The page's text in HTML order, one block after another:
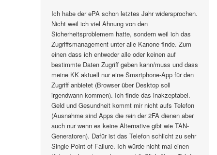
Ich habe der ePA schon letztes Jahr widersprochen.
Nicht weil ich viel Ahnung von den
Sicherheitsproblemem hatte, sondern weil ich das
Zugriffsmanagement unter alle Kanone finde. Zum
einen dass ich entweder alle oder keinen auf
bestimmte Daten Zugriff geben kann/muss und dass
meine KK aktuell nur eine Smsrtphone-App für den
Zugriff anbietet (Browser über Desktop soll
irgendwann kommen). Ich finde das inakzeptabel.
Geld und Gesundheit kommt mir nicht aufs Telefon
(Ausnahme sind Apps die rein der 2FA dienen aber
auch nur wenn es keine Alternative gibt wie TAN-
Generatoren). Dafür ist das Telefon schlicht zu sehr
Single-Point-of-Failure. Ich würde nicht mal einen